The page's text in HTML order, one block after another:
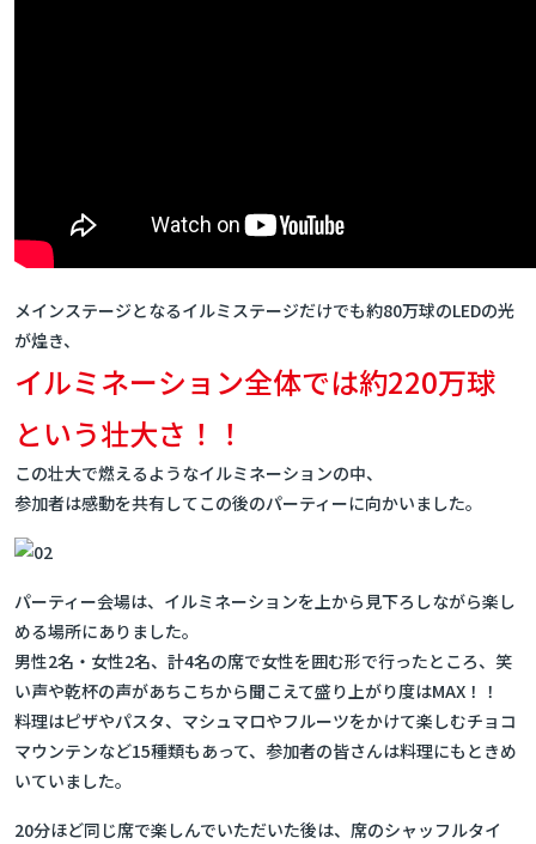
メインステージとなるイルミステージだけでも約80万球のLEDの光
が煌き、
イルミネーション全体では約220万球
という壮大さ！！
この壮大で燃えるようなイルミネーションの中、
参加者は感動を共有してこの後のパーティーに向かいました。
パーティー会場は、イルミネーションを上から見下ろしながら楽し
める場所にありました。
男性2名・女性2名、計4名の席で女性を囲む形で行ったところ、笑
い声や乾杯の声があちこちから聞こえて盛り上がり度はMAX！！
料理はピザやパスタ、マシュマロやフルーツをかけて楽しむチョコ
マウンテンなど15種類もあって、参加者の皆さんは料理にもときめ
いていました。
20分ほど同じ席で楽しんでいただいた後は、席のシャッフルタイ